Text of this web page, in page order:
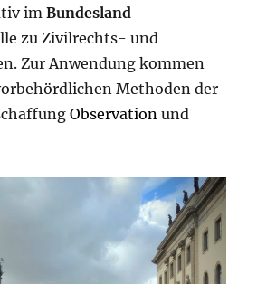
imBundesland
zu Zivilrechts- und
Zur Anwendung kommen
Methoden der
Observation und